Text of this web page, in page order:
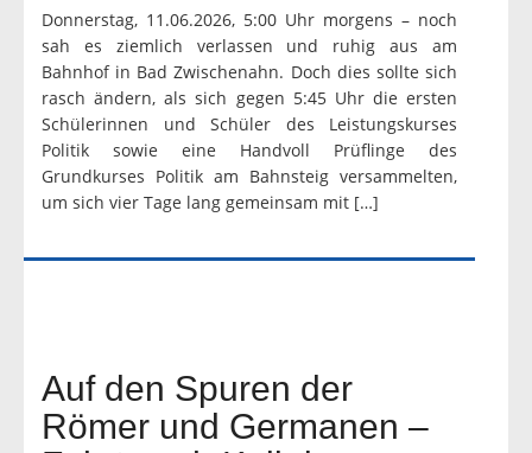
Donnerstag, 11.06.2026, 5:00 Uhr morgens – noch
sah es ziemlich verlassen und ruhig aus am
Bahnhof in Bad Zwischenahn. Doch dies sollte sich
rasch ändern, als sich gegen 5:45 Uhr die ersten
Schülerinnen und Schüler des Leistungskurses
Politik sowie eine Handvoll Prüflinge des
Grundkurses Politik am Bahnsteig versammelten,
um sich vier Tage lang gemeinsam mit […]
Auf den Spuren der
Römer und Germanen –